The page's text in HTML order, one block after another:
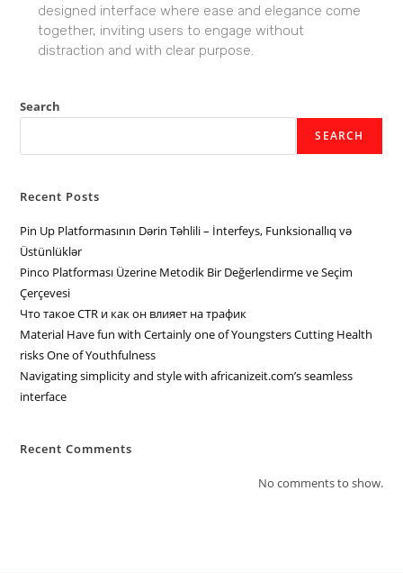
designed interface where ease and elegance come
together, inviting users to engage without
distraction and with clear purpose.
Search
SEARCH
Recent Posts
Pin Up Platformasının Dərin Təhlili – İnterfeys, Funksionallıq və
Üstünlüklər
Pinco Platforması Üzerine Metodik Bir Değerlendirme ve Seçim
Çerçevesi
Что такое CTR и как он влияет на трафик
Material Have fun with Certainly one of Youngsters Cutting Health
risks One of Youthfulness
Navigating simplicity and style with africanizeit.com’s seamless
interface
Recent Comments
No comments to show.